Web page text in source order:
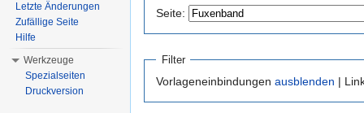
Seite:
Filter
Vorlageneinbindungen ausblenden |
Letzte Änderungen
Zufällige Seite
Hilfe
Werkzeuge
Spezialseiten
Druckversion